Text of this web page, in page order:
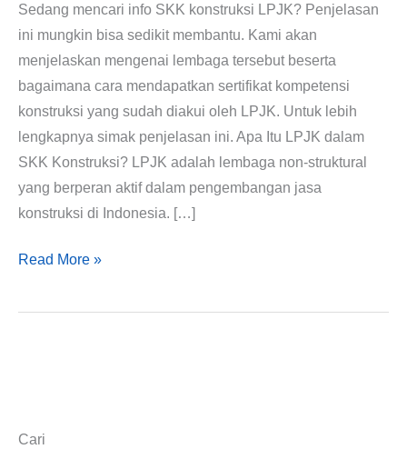
Sedang mencari info SKK konstruksi LPJK? Penjelasan
ini mungkin bisa sedikit membantu. Kami akan
menjelaskan mengenai lembaga tersebut beserta
bagaimana cara mendapatkan sertifikat kompetensi
konstruksi yang sudah diakui oleh LPJK. Untuk lebih
lengkapnya simak penjelasan ini. Apa Itu LPJK dalam
SKK Konstruksi? LPJK adalah lembaga non-struktural
yang berperan aktif dalam pengembangan jasa
konstruksi di Indonesia. […]
Read More »
Cari